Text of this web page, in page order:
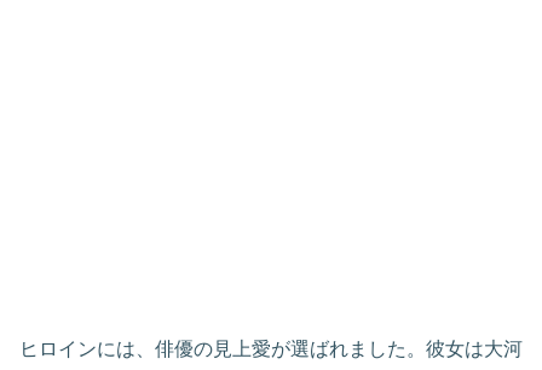
ヒロインには、俳優の見上愛が選ばれました。彼女は大河